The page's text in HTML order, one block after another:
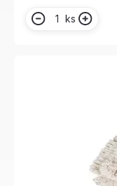
ks